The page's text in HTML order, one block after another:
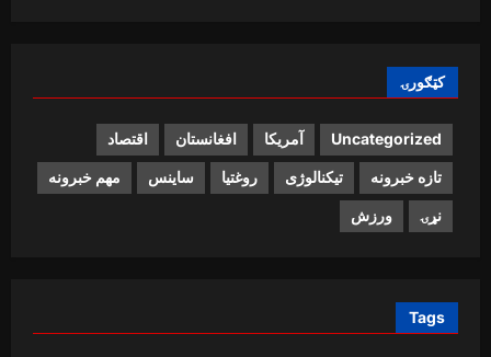
کټګورۍ
Uncategorized آمریکا افغانستان اقتصاد
تازه خبرونه تیکنالوژی روغتیا ساینس مهم خبرونه
نړۍ ورزش
Tags